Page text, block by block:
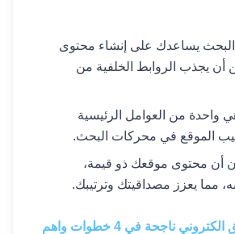
يساعدك على إنشاء محتوى
أن يجذب الروابط الخلفية من
واحدة من العوامل الرئيسية
الموقع في محركات البحث.
أن محتوى موقعك ذو قيمة،
مما يعزز مصداقيتك وترتيبك.
انشاء خطة تسويق الكتروني ناجحة في 4 خطوات واهم